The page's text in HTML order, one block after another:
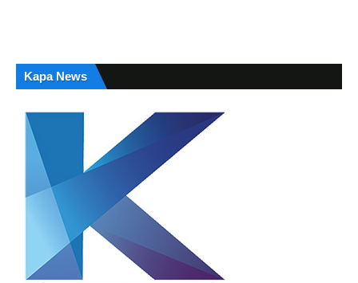
Kapa News